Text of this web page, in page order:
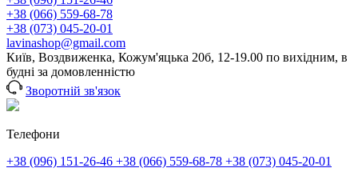
+38 (066) 559-68-78
+38 (073) 045-20-01
lavinashop@gmail.com
Київ, Воздвиженка, Кожум'яцька 20б, 12-19.00 по вихідним, в
будні за домовленністю
Зворотній зв'язок
Телефони
+38 (096) 151-26-46 +38 (066) 559-68-78 +38 (073) 045-20-01